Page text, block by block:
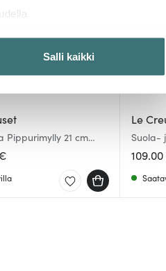
alan
näitä tietoja muihin tietoihin, joita
Salli kaikki
Pippurimylly 21 cm
Le
Suola-
Musta